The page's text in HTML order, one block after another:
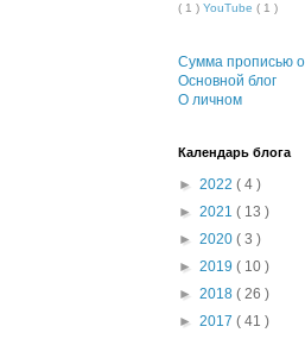
( 1 ) YouTube ( 1 )
Сумма прописью
Основной блог
О личном
Календарь блога
► 2022 ( 4 )
► 2021 ( 13 )
► 2020 ( 3 )
► 2019 ( 10 )
► 2018 ( 26 )
► 2017 ( 41 )